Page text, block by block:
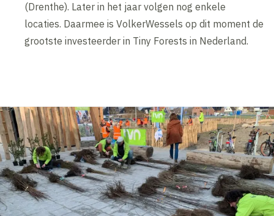
(Drenthe). Later in het jaar volgen nog enkele
locaties. Daarmee is VolkerWessels op dit moment de
grootste investeerder in Tiny Forests in Nederland.